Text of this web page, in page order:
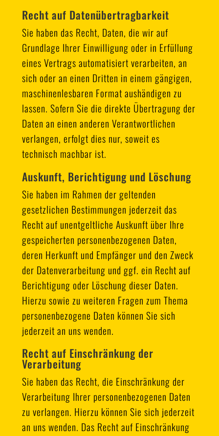
Recht auf Daten­übertrag­barkeit
Sie haben das Recht, Daten, die wir auf
Grundlage Ihrer Einwilligung oder in Erfüllung
eines Vertrags automatisiert verarbeiten, an
sich oder an einen Dritten in einem gängigen,
maschinenlesbaren Format aushändigen zu
lassen. Sofern Sie die direkte Übertragung der
Daten an einen anderen Verantwortlichen
verlangen, erfolgt dies nur, soweit es
technisch machbar ist.
Auskunft, Berichtigung und Löschung
Sie haben im Rahmen der geltenden
gesetzlichen Bestimmungen jederzeit das
Recht auf unentgeltliche Auskunft über Ihre
gespeicherten personenbezogenen Daten,
deren Herkunft und Empfänger und den Zweck
der Datenverarbeitung und ggf. ein Recht auf
Berichtigung oder Löschung dieser Daten.
Hierzu sowie zu weiteren Fragen zum Thema
personenbezogene Daten können Sie sich
jederzeit an uns wenden.
Recht auf Einschränkung der
Verarbeitung
Sie haben das Recht, die Einschränkung der
Verarbeitung Ihrer personenbezogenen Daten
zu verlangen. Hierzu können Sie sich jederzeit
an uns wenden. Das Recht auf Einschränkung